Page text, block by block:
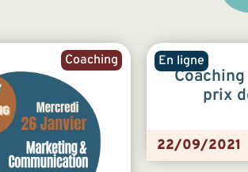
Coaching En ligne
prix
22/09/2021